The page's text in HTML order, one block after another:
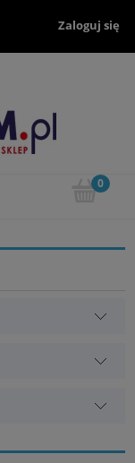
Zaloguj się